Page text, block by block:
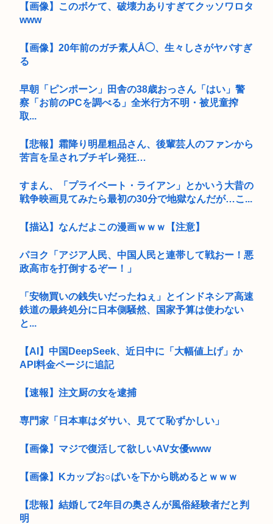
【画像】このボケて、破壊力ありすぎてクッソワロタ
www
【画像】20年前のガチ素人Å◯、生々しさがヤバすぎ
る
早朝「ピンポーン」田舎の38歳おっさん「はい」警
察「お前のPCを調べる」全米行方不明・被児童搾
取...
【悲報】霜降り明星粗品さん、後輩芸人のファンから
苦言を呈されブチギレ発狂…
すまん、「プライベート・ライアン」とかいう大昔の
戦争映画見てみたら最初の30分で地獄なんだが…こ...
【描込】なんだよこの漫画ｗｗｗ【注意】
パヨク「アジア人民、中国人民と連帯して戦おー！悪
政高市を打倒するぞー！」
「安物買いの銭失いだったねぇ」とインドネシア高速
鉄道の最終処分に日本側騒然、国家予算は使わない
と...
【AI】中国DeepSeek、近日中に「大幅値上げ」か
API料金ページに追記
【速報】注文厨の女を逮捕
専門家「日本車はダサい、見てて恥ずかしい」
【画像】マジで復活して欲しいAV女優www
【画像】Kカップお○ぱいを下から眺めるとｗｗｗ
【悲報】結婚して2年目の奥さんが風俗経験者だと判
明